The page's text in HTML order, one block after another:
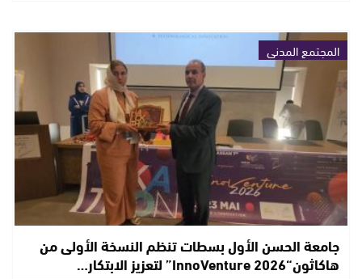
المجتمع المدني
جامعة الحسن الأول بسطات تنظم النسخة الأولى من
هاكاثون“InnoVenture 2026” لتعزيز الابتكار…